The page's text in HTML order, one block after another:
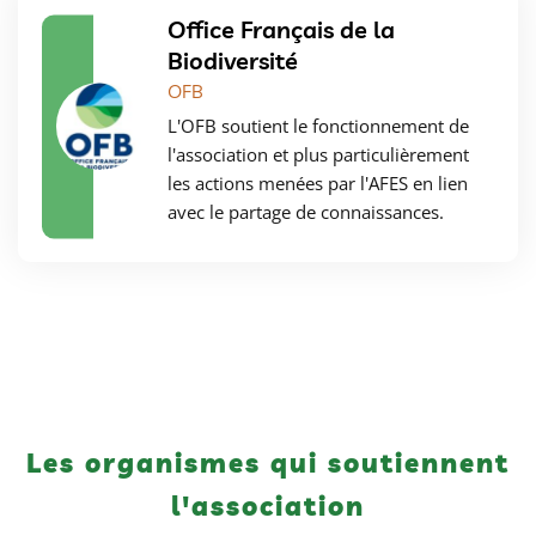
Office Français de la
Biodiversité
OFB
L'OFB soutient le fonctionnement de
l'association et plus particulièrement
les actions menées par l'AFES en lien
avec le partage de connaissances.
Les organismes qui soutiennent
l'association